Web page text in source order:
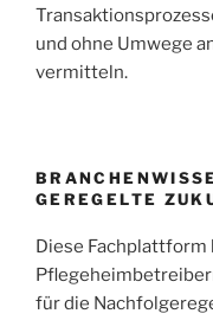
und ohne Umwege
vermitteln.
GEREGELTE
Diese
für die